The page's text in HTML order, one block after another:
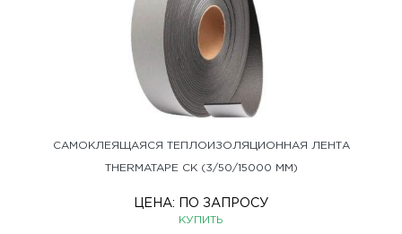
САМОКЛЕЯЩАЯСЯ ТЕПЛОИЗОЛЯЦИОННАЯ ЛЕНТА
THERMATAPE СК (3/50/15000 ММ)
ЦЕНА: ПО ЗАПРОСУ
КУПИТЬ